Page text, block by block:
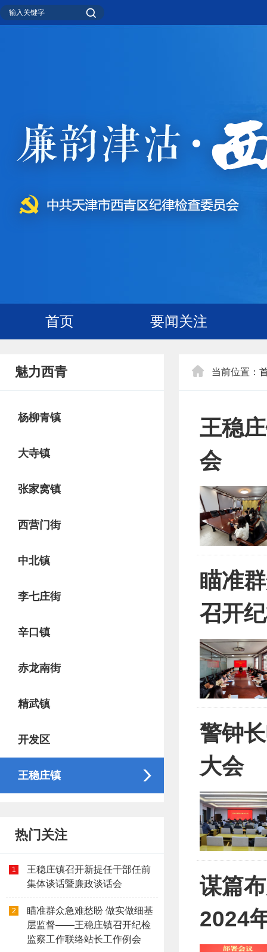
首页 要闻关注
魅力西青
杨柳青镇
大寺镇
张家窝镇
西营门街
中北镇
李七庄街
辛口镇
赤龙南街
精武镇
开发区
王稳庄镇
热门关注
1
王稳庄镇召开新提任干部任前
集体谈话暨廉政谈话会
2
瞄准群众急难愁盼 做实做细基
层监督——王稳庄镇召开纪检
监察工作联络站长工作例会
当前位置：
王稳
会
瞄准
召开
警钟
大会
谋篇
2024